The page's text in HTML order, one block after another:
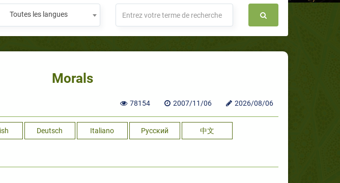
Toutes les langues
Morals
78154 2007/11/06 2026/08/06
Deutsch Italiano Русский 中文